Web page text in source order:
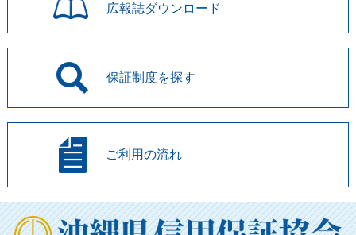
広報誌ダウンロード
保証制度を探す
ご利用の流れ